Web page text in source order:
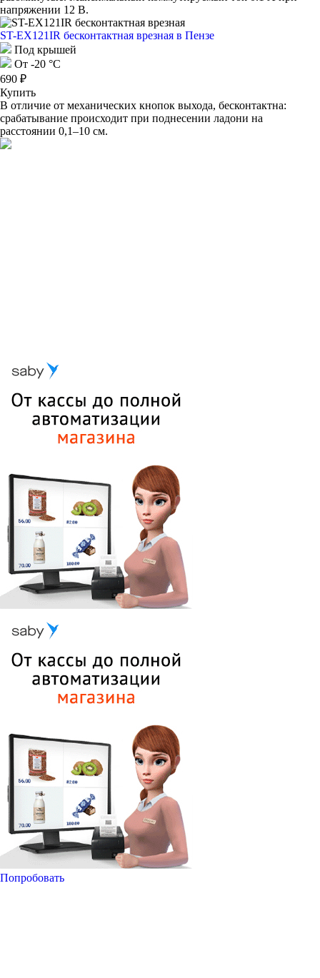
напряжении 12 В.
ST-EX121IR бесконтактная врезная в Пензе
Под крышей
От -20 °C
690 ₽
Купить
В отличие от механических кнопок выхода, бесконтактна:
срабатывание происходит при поднесении ладони на
расстоянии 0,1–10 см.
Попробовать